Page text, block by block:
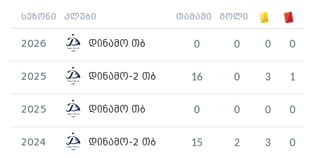
სეზონი კლუბი თამაში გოლი
2026 დინამო თბ 0 0 0 0
2025 დინამო-2 თბ 16 0 3 1
2025 დინამო თბ 0 0 0 0
2024 დინამო-2 თბ 15 2 3 0